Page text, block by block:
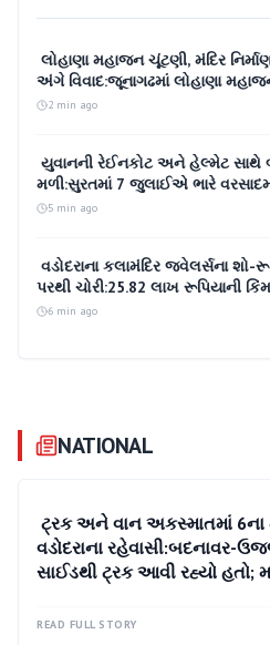
અંગે વિવાદ:​જૂનાગઢમાં લોહાણા
મંદિર વહીવટ અંગે પૂર્વ ધારાસભ્ય
2 min ago
મળી:સુરતમાં 7 જુલાઈએ ભારે
તણાયા બાદ એક મહિને મૃતદેહ મળ્યો,
5 min ago
પરથી ચોરી:25.82 લાખ રૂપિયાની
ડિસ્ક ચોરી થઈ, સુરતની કંપનીના
6 min ago
NATIONAL
વડોદરાના રહેવાસી:બદનાવર-
સાઈડથી ટ્રક આવી રહ્યો હતો;
READ FULL STORY